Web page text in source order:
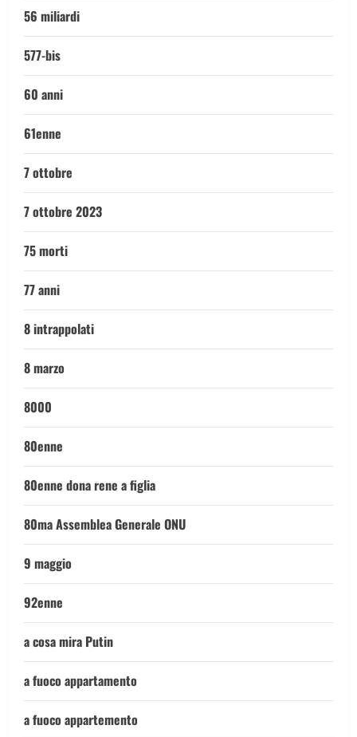
56 miliardi
577-bis
60 anni
61enne
7 ottobre
7 ottobre 2023
75 morti
77 anni
8 intrappolati
8 marzo
8000
80enne
80enne dona rene a figlia
80ma Assemblea Generale ONU
9 maggio
92enne
a cosa mira Putin
a fuoco appartamento
a fuoco appartemento